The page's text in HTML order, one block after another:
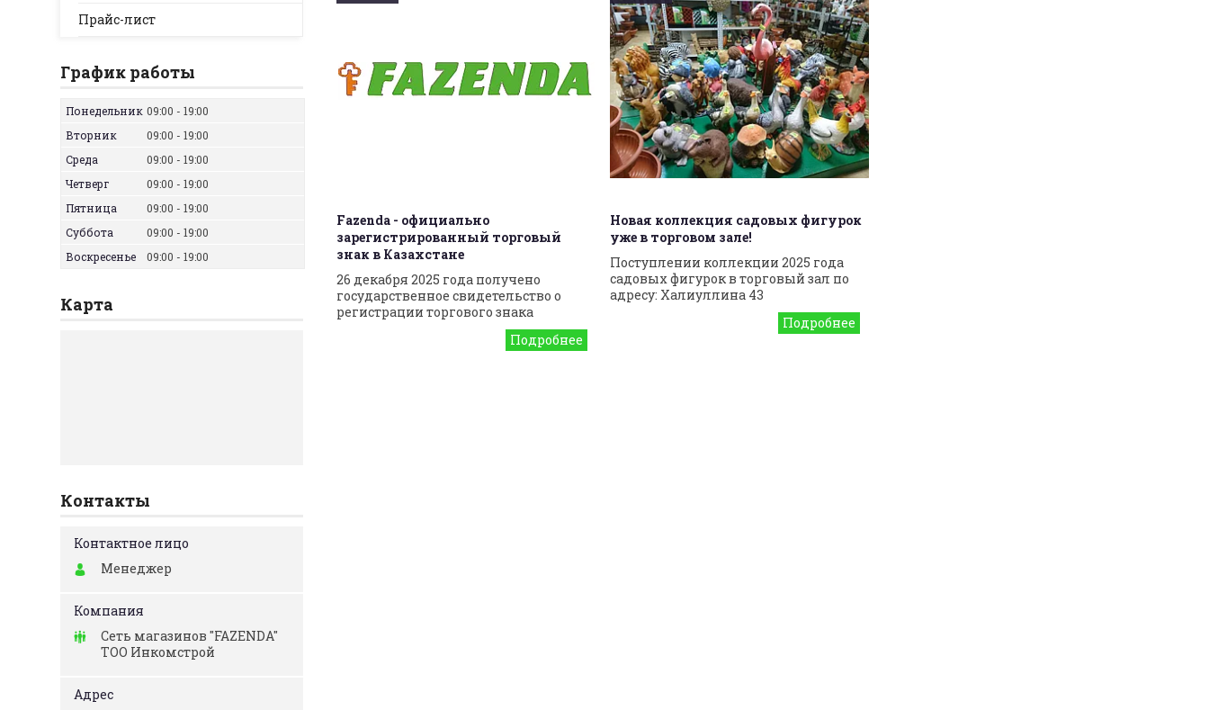
Fazenda - официально
зарегистрированный торговый
знак в Казахстане
26 декабря 2025 года получено
государственное свидетельство о
регистрации торгового знака
Новая коллекция садовых фигурок
уже в торговом зале!
Поступлении коллекции 2025 года
садовых фигурок в торговый зал по
адресу: Халиуллина 43
Прайс-лист
График работы
Понедельник 09:00
19:00
Вторник
09:00
19:00
Среда
09:00
19:00
Четверг
09:00
19:00
Пятница
09:00
19:00
Суббота
09:00
19:00
Воскресенье
09:00 19:00
Карта
Контакты
Менеджер
Сеть магазинов "FAZENDA"
ТОО Инкомстрой